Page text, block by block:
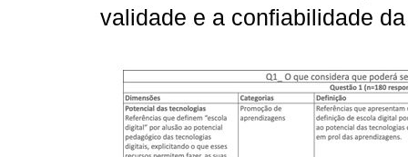
validade e a confiabilidade